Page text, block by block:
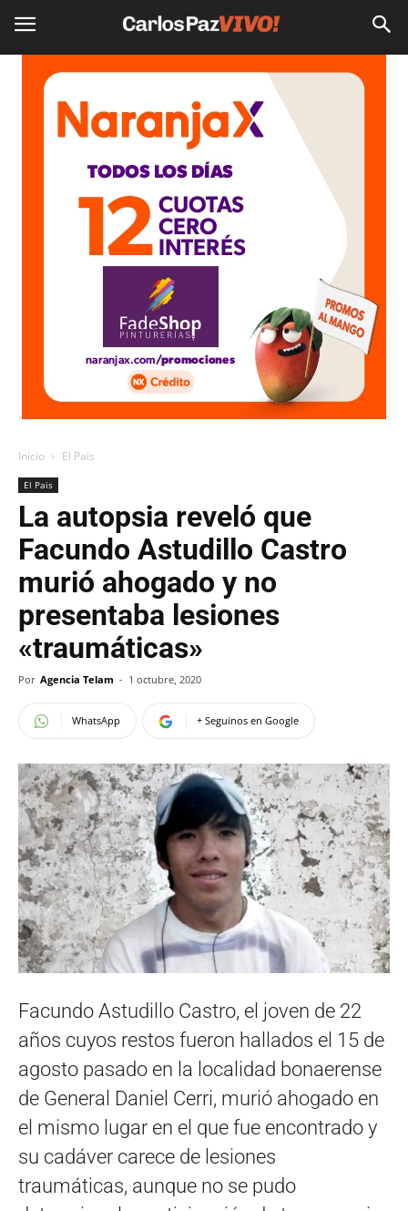
Inicio El Pais
El Pais
La autopsia reveló que
Facundo Astudillo Castro
murió ahogado y no
presentaba lesiones
«traumáticas»
Por Agencia Telam - 1 octubre, 2020
WhatsApp + Seguinos en Google
Facundo Astudillo Castro, el joven de 22
años cuyos restos fueron hallados el 15 de
agosto pasado en la localidad bonaerense
de General Daniel Cerri, murió ahogado en
el mismo lugar en el que fue encontrado y
su cadáver carece de lesiones
traumáticas, aunque no se pudo